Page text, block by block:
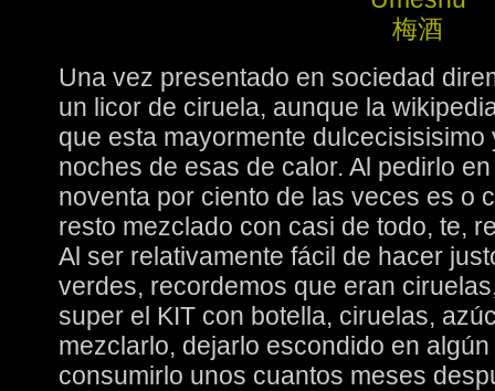
Una vez presentado en sociedad
un licor de ciruela, aunque la
que esta mayormente
noches de esas de calor. Al pedirlo
noventa por ciento de las veces es o
resto mezclado con casi de todo, te,
Al ser relativamente fácil de hacer
verdes, recordemos que eran
super el KIT con botella, ciruelas,
mezclarlo, dejarlo escondido en
consumirlo unos cuantos meses